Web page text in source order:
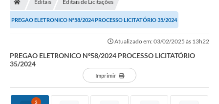
Editais Editais de Licitações
PREGAO ELETRONICO Nº58/2024 PROCESSO LICITATÓRIO 35/2024
Atualizado em: 03/02/2025 às 13h22
PREGAO ELETRONICO Nº58/2024 PROCESSO LICITATÓRIO
35/2024
Imprimir
3